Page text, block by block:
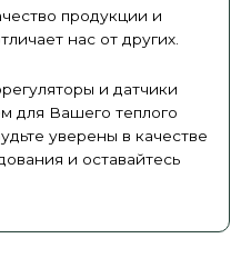
продукции и
нас от других.
и датчики
для Вашего теплого
уверены в качестве
и оставайтесь